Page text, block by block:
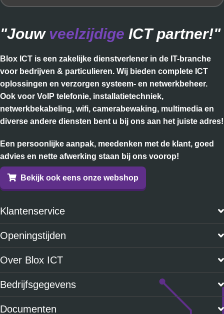
"Jouw veelzijdige ICT partner!"
Blox ICT is een zakelijke dienstverlener in de IT-branche
voor bedrijven & particulieren. Wij bieden complete ICT
oplossingen en verzorgen systeem- en netwerkbeheer.
Ook voor VoIP telefonie, installatietechniek,
netwerkbekabeling, wifi, camerabewaking, multimedia en
diverse andere diensten bent u bij ons aan het juiste adres!
Een persoonlijke aanpak, meedenken met de klant, goed
advies en nette afwerking staan bij ons voorop!
Bekijk ook eens onze webshop
Klantenservice
Openingstijden
Over Blox ICT
Bedrijfsgegevens
Documenten